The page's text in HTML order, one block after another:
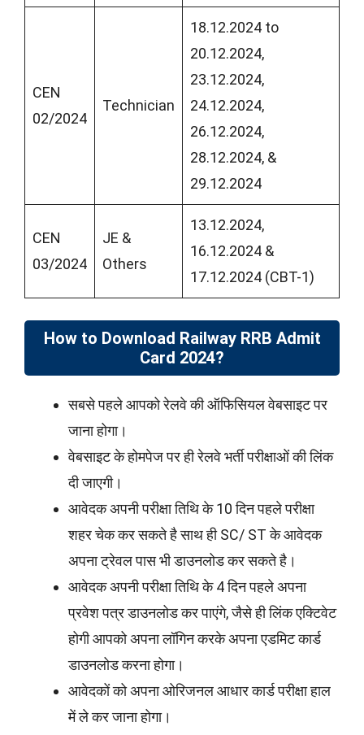
CEN
02/2024
Technician
18.12.2024 to
20.12.2024,
23.12.2024,
24.12.2024,
26.12.2024,
28.12.2024, &
29.12.2024
CEN
03/2024
JE &
Others
13.12.2024,
16.12.2024 &
17.12.2024 (CBT-1)
How to Download Railway RRB Admit
Card 2024?
सबसे पहले आपको रेलवे की ऑफिसियल वेबसाइट पर
जाना होगा।
वेबसाइट के होमपेज पर ही रेलवे भर्ती परीक्षाओं की लिंक
दी जाएगी।
आवेदक अपनी परीक्षा तिथि के 10 दिन पहले परीक्षा
शहर चेक कर सकते है साथ ही SC/ ST के आवेदक
अपना ट्रेवल पास भी डाउनलोड कर सकते है।
आवेदक अपनी परीक्षा तिथि के 4 दिन पहले अपना
प्रवेश पत्र डाउनलोड कर पाएंगे, जैसे ही लिंक एक्टिवेट
होगी आपको अपना लॉगिन करके अपना एडमिट कार्ड
डाउनलोड करना होगा।
आवेदकों को अपना ओरिजनल आधार कार्ड परीक्षा हाल
में ले कर जाना होगा।